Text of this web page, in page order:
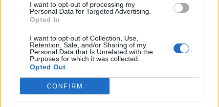
I want to opt-out of processing my
Personal Data for Targeted Advertising.
Opted In
I want to opt-out of Collection, Use,
Retention, Sale, and/or Sharing of my
Personal Data that Is Unrelated with the
Purposes for which it was collected.
Opted Out
CONFIRM